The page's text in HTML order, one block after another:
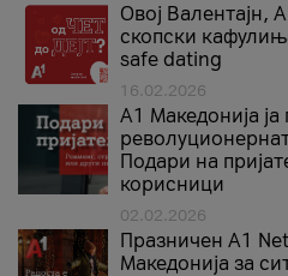
Овој Валентајн,
скопски
safe dating
16.02.2026
А1 Македонија ја
Подари на
корисници
02.02.2026
Празничен A1
Македонија за